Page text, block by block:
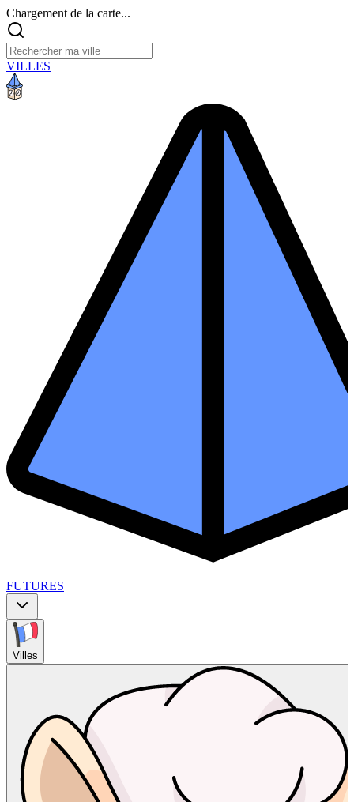
Chargement de la carte...
VILLES
FUTURES
Villes